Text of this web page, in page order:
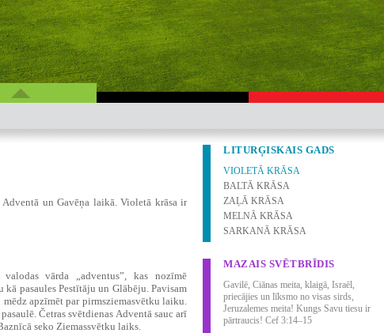
un Gavēņa laikā. Violetā krāsa ir
vārda „adventus”, kas nozīmē
pasaules Pestītāju un Glābēju. Pavisam
apzīmēt par pirmsziemasvētku laiku.
Četras svētdienas Adventā sauc arī
seko Ziemassvētku laiks.
LITURĢISKAIS GADS
VIOLETĀ KRĀSA
BALTĀ KRĀSA
ZAĻĀ KRĀSA
MELNĀ KRĀSA
SARKANĀ KRĀSA
MAZAIS SVĒTBRĪDIS
Gavilē, Ciānas meita, klaigā, Israēl,
priecājies un līksmo no visas sirds,
Jeruzalemes meita! Kungs Savu tiesu ir
pārtraucis! Cef 3:14–15